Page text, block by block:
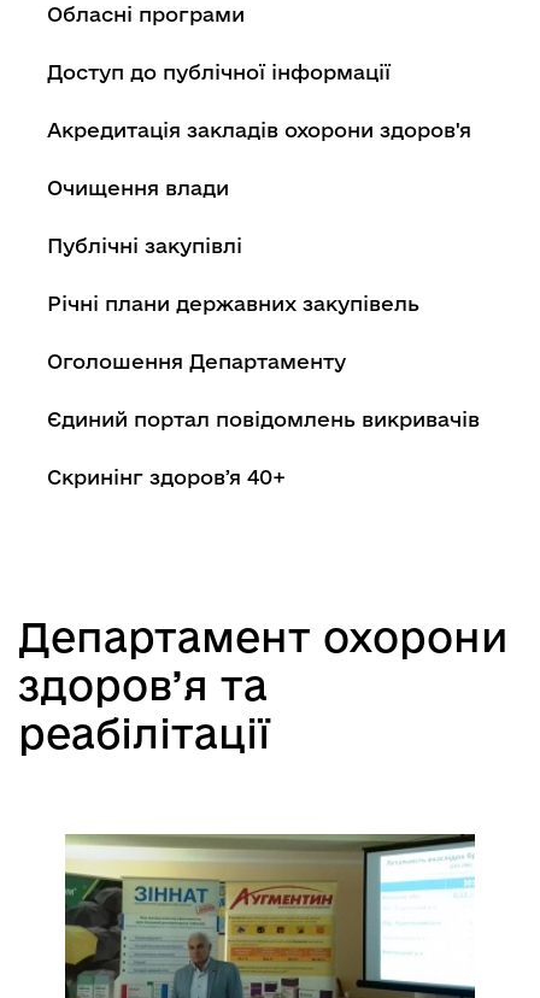
Обласні програми
Доступ до публічної інформації
Акредитація закладів охорони здоров'я
Очищення влади
Публічні закупівлі
Річні плани державних закупівель
Оголошення Департаменту
Єдиний портал повідомлень викривачів
Скринінг здоровʼя 40+
Департамент охорони
здоров’я та
реабілітації